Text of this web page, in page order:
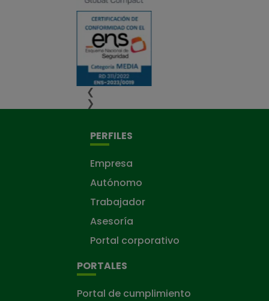
❮
❯
PERFILES
Empresa
Autónomo
Trabajador
Asesoría
Portal corporativo
PORTALES
Portal de cumplimiento